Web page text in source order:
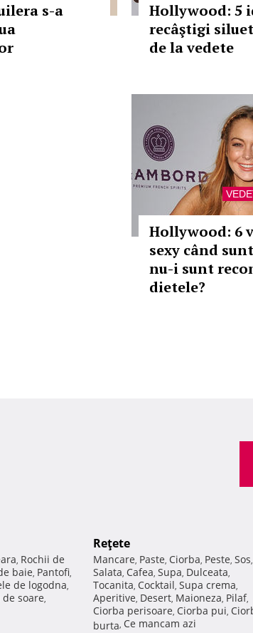
s-a
Hollywood: 5
recâştigi
de la vedete
Hollywood: 6
sexy când
nu-i sunt
dietele?
, Rochii de
baie, Pantofi,
de logodna,
soare,
Reţete
Mancare, Paste, Ciorba, Peste, Sos,
Salata, Cafea, Supa, Dulceata,
Tocanita, Cocktail, Supa crema,
Aperitive, Desert, Maioneza, Pilaf,
Ciorba perisoare, Ciorba pui,
burta, Ce mancam azi